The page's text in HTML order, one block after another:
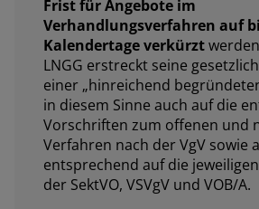
Frist für Angebote im
Verhandlungsverfahren auf
Kalendertage verkürzt
LNGG erstreckt seine
einer „hinreichend
in diesem Sinne auch auf die
Vorschriften zum offenen und
Verfahren nach der VgV sowie
entsprechend auf die
der SektVO, VSVgV und VOB/A.